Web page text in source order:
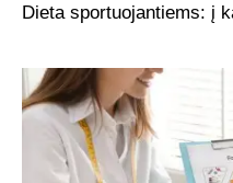
Dieta sportuojantiems: į